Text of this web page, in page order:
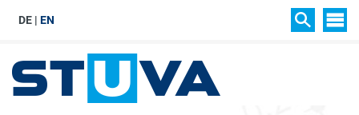
DE EN